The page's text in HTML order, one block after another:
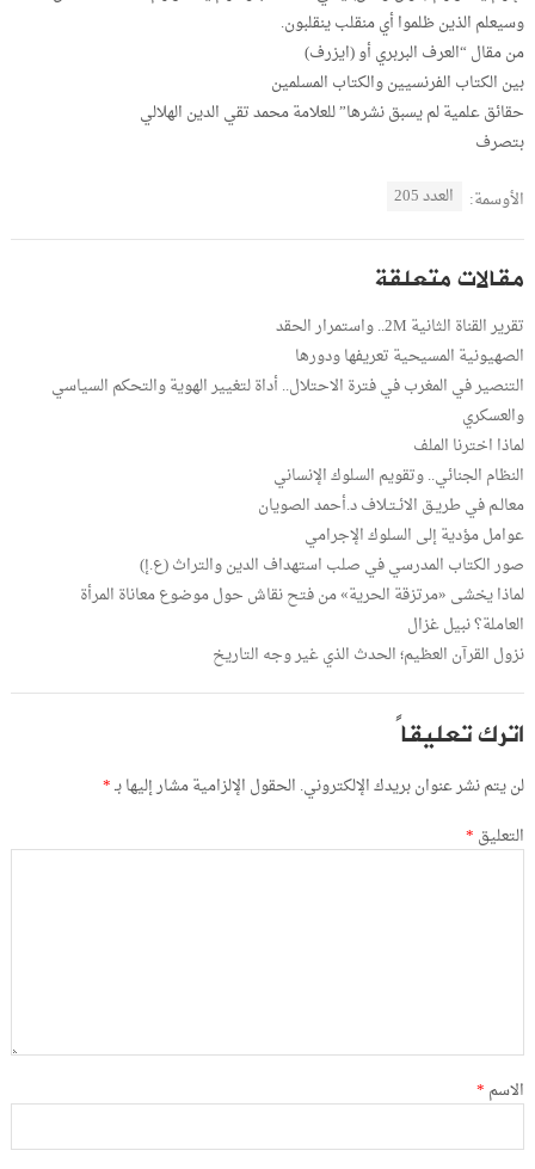
وسيعلم الذين ظلموا أي منقلب ينقلبون.
من مقال “العرف البربري أو (ايزرف)
بين الكتاب الفرنسيين والكتاب المسلمين
حقائق علمية لم يسبق نشرها” للعلامة محمد تقي الدين الهلالي
بتصرف
الأوسمة: العدد 205
مقالات متعلقة
تقرير القناة الثانية 2M.. واستمرار الحقد
الصهيونية المسيحية تعريفها ودورها
التنصير في المغرب في فترة الاحتلال.. أداة لتغيير الهوية والتحكم السياسي
والعسكري
لماذا اخترنا الملف
النظام الجنائي.. وتقويم السلوك الإنساني
معالـم في طريـق الائـتـلاف د.أحمد الصويان
عوامل مؤدية إلى السلوك الإجرامي
صور الكتاب المدرسي في صلب استهداف الدين والتراث (ع.إ)
لماذا يخشى «مرتزقة الحرية» من فتح نقاش حول موضوع معاناة المرأة
العاملة؟ نبيل غزال
نزول القرآن العظيم؛ الحدث الذي غير وجه التاريخ
اترك تعليقاً
لن يتم نشر عنوان بريدك الإلكتروني. الحقول الإلزامية مشار إليها بـ*
التعليق *
الاسم *